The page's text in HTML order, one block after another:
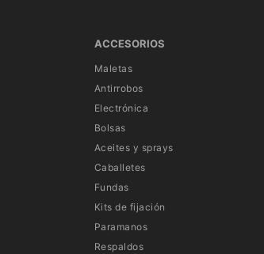
ACCESORIOS
Maletas
Antirrobos
Electrónica
Bolsas
Aceites y sprays
Caballetes
Fundas
Kits de fijación
Paramanos
Respaldos